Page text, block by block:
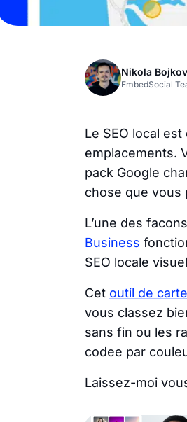
Nikola Bojkov
EmbedSocial
Le SEO local
emplacements.
pack Google
chose que vous
L’une des
Business
SEO locale
Cet outil de
vous classez
sans fin ou les
codee par
Laissez-moi